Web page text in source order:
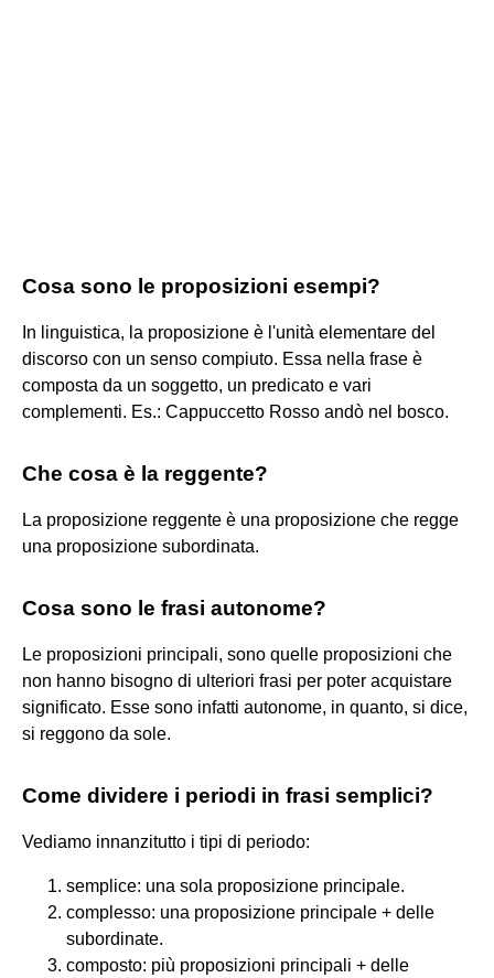
Cosa sono le proposizioni esempi?
In linguistica, la proposizione è l'unità elementare del
discorso con un senso compiuto. Essa nella frase è
composta da un soggetto, un predicato e vari
complementi. Es.: Cappuccetto Rosso andò nel bosco.
Che cosa è la reggente?
La proposizione reggente è una proposizione che regge
una proposizione subordinata.
Cosa sono le frasi autonome?
Le proposizioni principali, sono quelle proposizioni che
non hanno bisogno di ulteriori frasi per poter acquistare
significato. Esse sono infatti autonome, in quanto, si dice,
si reggono da sole.
Come dividere i periodi in frasi semplici?
Vediamo innanzitutto i tipi di periodo:
semplice: una sola proposizione principale.
complesso: una proposizione principale + delle
subordinate.
composto: più proposizioni principali + delle